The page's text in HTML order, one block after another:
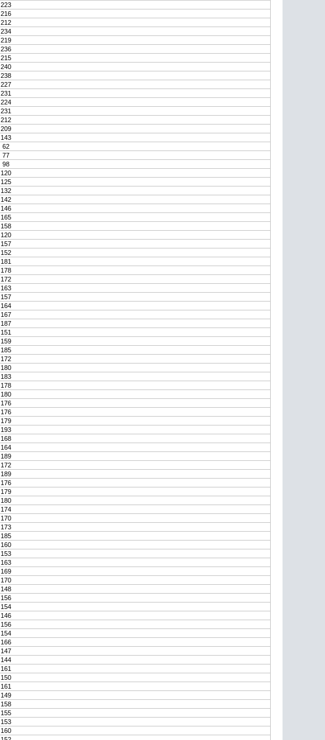
223
216
212
234
219
236
215
240
238
227
231
224
231
212
209
143
62
77
98
120
125
132
142
146
165
158
120
157
152
181
178
172
163
157
164
167
187
151
159
185
172
180
183
178
180
176
176
179
193
168
164
189
172
189
176
179
180
174
170
173
185
160
153
163
169
170
148
156
154
146
156
154
166
147
144
161
150
161
149
158
155
153
160